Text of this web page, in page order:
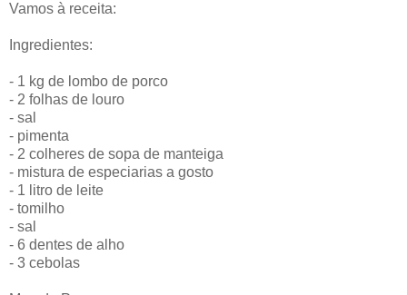
Vamos à receita:
Ingredientes:
- 1 kg de lombo de porco
- 2 folhas de louro
- sal
- pimenta
- 2 colheres de sopa de manteiga
- mistura de especiarias a gosto
- 1 litro de leite
- tomilho
- sal
- 6 dentes de alho
- 3 cebolas